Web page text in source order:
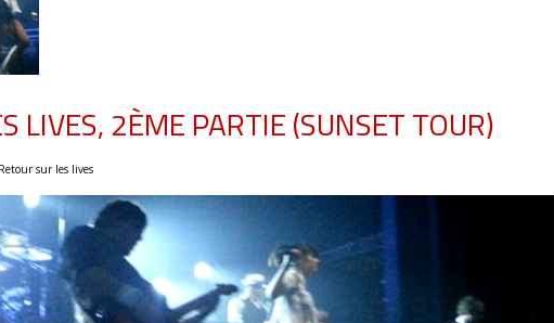
LIVES, 2ÈME PARTIE (SUNSET TOUR)
Retour sur les lives